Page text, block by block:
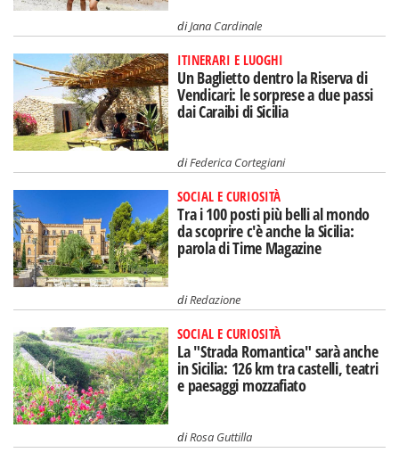
diJana Cardinale
ITINERARI E LUOGHI
Un Baglietto dentro la Riserva di
Vendicari: le sorprese a due passi
dai Caraibi di Sicilia
diFederica Cortegiani
SOCIAL E CURIOSITÀ
Tra i 100 posti più belli al mondo
da scoprire c'è anche la Sicilia:
parola di Time Magazine
diRedazione
SOCIAL E CURIOSITÀ
La "Strada Romantica" sarà anche
in Sicilia: 126 km tra castelli, teatri
e paesaggi mozzafiato
diRosa Guttilla